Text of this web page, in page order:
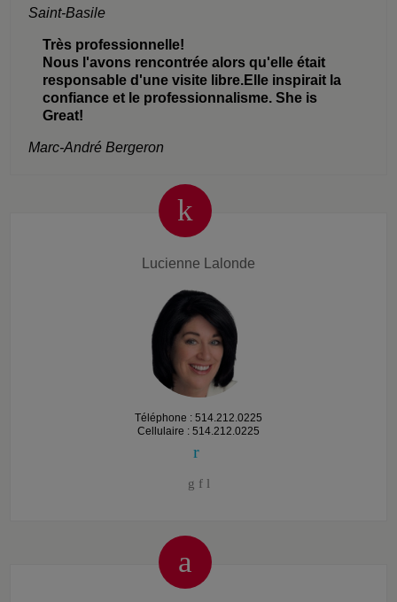
Saint-Basile
Très professionnelle!
Nous l'avons rencontrée alors qu'elle était
responsable d'une visite libre.Elle inspirait la
confiance et le professionnalisme. She is
Great!
Marc-André Bergeron
Lucienne Lalonde
Téléphone : 514.212.0225
Cellulaire : 514.212.0225